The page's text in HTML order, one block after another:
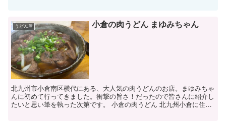
うどん屋 小倉の肉うどん まゆみちゃん
北九州市小倉南区横代にある、大人気の肉うどんのお店。まゆみちゃ
んに初めて行ってきました。衝撃の旨さ！だったので皆さんに紹介し
たいと思い筆を執った次第です。 小倉の肉うどん 北九州小倉に住ん